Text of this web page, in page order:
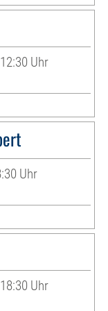
Uhr
Uhr
Uhr